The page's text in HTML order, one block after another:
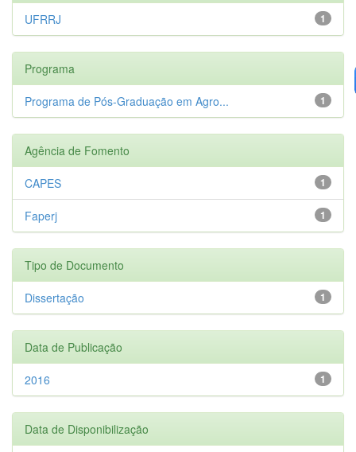
1
UFRRJ
Programa
1
Programa de Pós-Graduação em Agro...
Agência de Fomento
1
CAPES
1
Faperj
Tipo de Documento
1
Dissertação
Data de Publicação
1
2016
Data de Disponibilização